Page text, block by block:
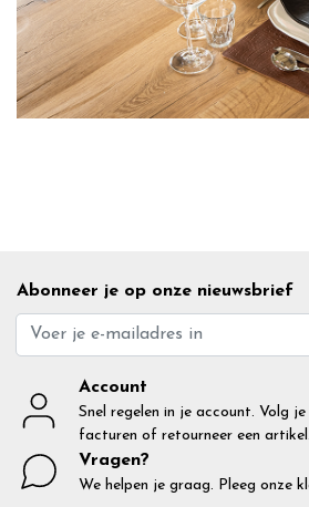
Abonneer je op onze nieuwsbrief
Account
Snel regelen in je account. Volg
facturen of retourneer een artikel.
Vragen?
We helpen je graag. Pleeg onze